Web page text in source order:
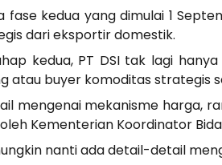
fase kedua yang dimulai 1
dari eksportir domestik.
kedua, PT DSI tak lagi
atau buyer komoditas strategis
mengenai mekanisme harga,
Kementerian Koordinator
nanti ada detail-detail